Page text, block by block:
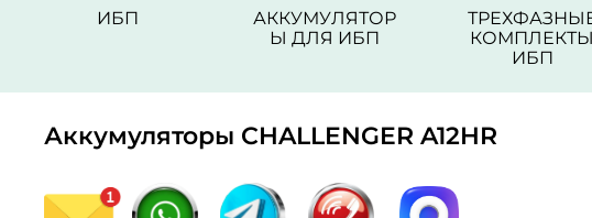
ИБП
АККУМУЛЯТОР
Ы ДЛЯ ИБП
КОМПЛЕКТЫ
ИБП
Аккумуляторы CHALLENGER A12HR